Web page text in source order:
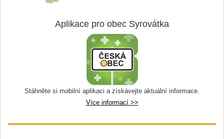
Aplikace pro obec Syrovátka
Stáhněte si mobilní aplikaci a získávejte aktuální informace.
Více informací >>